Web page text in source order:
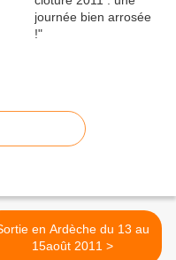
en Ardèche du 13 au
15août 2011 >